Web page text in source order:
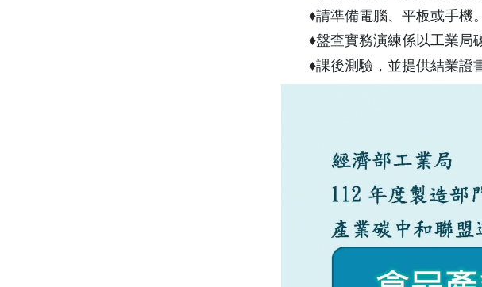
♦請準備電腦、平板或手機。
♦盤查實務演練係以工業局
♦課後測驗，並提供結業證